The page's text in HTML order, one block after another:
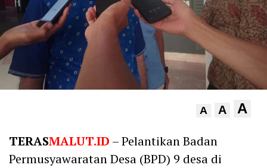
A A A
TERASMALUT.ID – Pelantikan Badan
Permusyawaratan Desa (BPD) 9 desa di